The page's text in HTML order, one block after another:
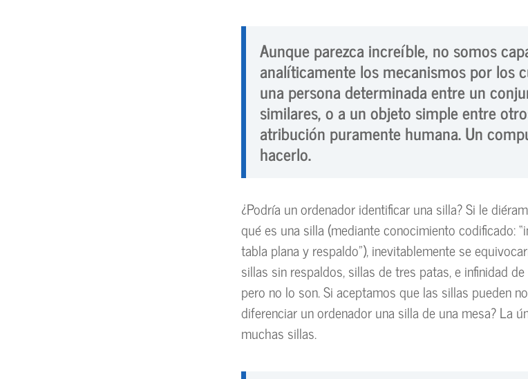
Aunque parezca increíble, no somos
analíticamente los mecanismos por los
una persona determinada entre un
similares, o a un objeto simple entre
atribución puramente humana. Un
hacerlo.
¿Podría un ordenador identificar una silla? Si le
qué es una silla (mediante conocimiento codificado:
tabla plana y respaldo”), inevitablemente se
sillas sin respaldos, sillas de tres patas, e infinidad
pero no lo son. Si aceptamos que las sillas pueden
diferenciar un ordenador una silla de una mesa? La
muchas sillas.